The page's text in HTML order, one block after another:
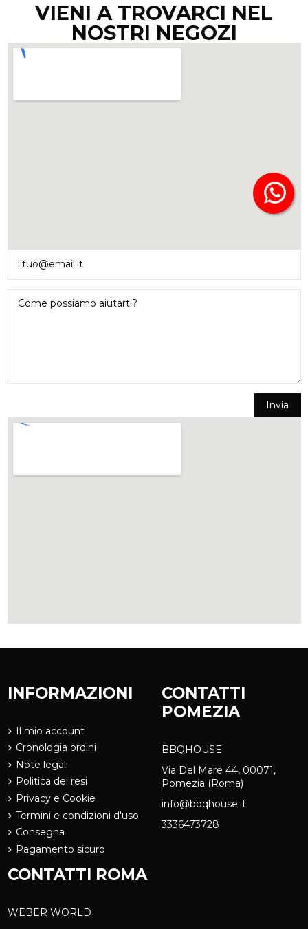
VIENI A TROVARCI NEL
NOSTRI NEGOZI
INFORMAZIONI
Il mio account
Cronologia ordini
Note legali
Politica dei resi
Privacy e Cookie
Termini e condizioni d'uso
Consegna
Pagamento sicuro
CONTATTI
POMEZIA
BBQHOUSE
Via Del Mare 44, 00071,
Pomezia (Roma)
info@bbqhouse.it
3336473728
CONTATTI ROMA
WEBER WORLD